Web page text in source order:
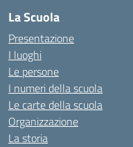
La Scuola
Presentazione
I luoghi
Le persone
I numeri della scuola
Le carte della scuola
Organizzazione
La storia